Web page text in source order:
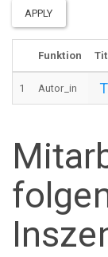
APPLY
Funktion
1 Autor_in